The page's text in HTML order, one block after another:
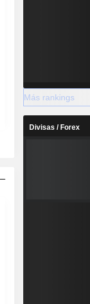
Más rankings
Divisas / Forex